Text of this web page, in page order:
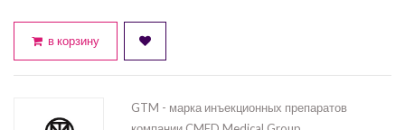
в корзину
GTM - марка инъекционных препаратов